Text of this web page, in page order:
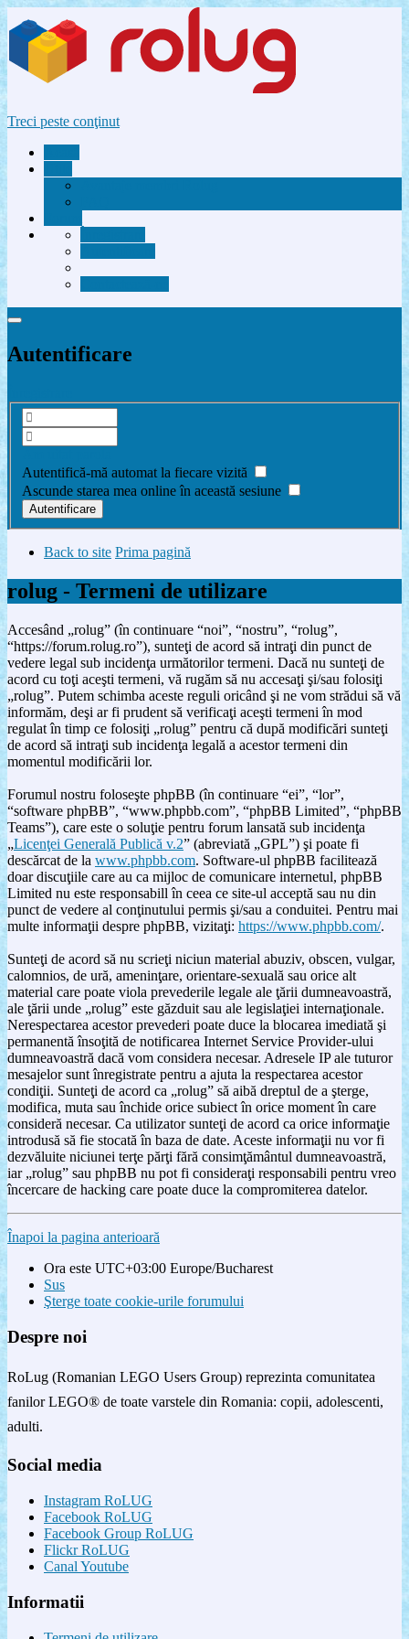
Treci peste conţinut
Autentificare
Autentifică-mă automat la fiecare vizită
Ascunde starea mea online în această sesiune
Back to site Prima pagină
rolug - Termeni de utilizare
Accesând „rolug” (în continuare “noi”, “nostru”, “rolug”,
“https://forum.rolug.ro”), sunteţi de acord să intraţi din punct de
vedere legal sub incidenţa următorilor termeni. Dacă nu sunteţi de
acord cu toţi aceşti termeni, vă rugăm să nu accesaţi şi/sau folosiţi
„rolug”. Putem schimba aceste reguli oricând şi ne vom strădui să vă
informăm, deşi ar fi prudent să verificaţi aceşti termeni în mod
regulat în timp ce folosiţi „rolug” pentru că după modificări sunteţi
de acord să intraţi sub incidenţa legală a acestor termeni din
momentul modificării lor.
Forumul nostru foloseşte phpBB (în continuare “ei”, “lor”,
“software phpBB”, “www.phpbb.com”, “phpBB Limited”, “phpBB
Teams”), care este o soluţie pentru forum lansată sub incidenţa
„Licenţei Generală Publică v.2” (abreviată „GPL”) şi poate fi
descărcat de la www.phpbb.com. Software-ul phpBB facilitează
doar discuţiile care au ca mijloc de comunicare internetul, phpBB
Limited nu este responsabill în ceea ce site-ul acceptă sau nu din
punct de vedere al conţinutului permis şi/sau a conduitei. Pentru mai
multe informaţii despre phpBB, vizitaţi: https://www.phpbb.com/.
Sunteţi de acord să nu scrieţi niciun material abuziv, obscen, vulgar,
calomnios, de ură, ameninţare, orientare-sexuală sau orice alt
material care poate viola prevederile legale ale ţării dumneavoastră,
ale ţării unde „rolug” este găzduit sau ale legislaţiei internaţionale.
Nerespectarea acestor prevederi poate duce la blocarea imediată şi
permanentă însoţită de notificarea Internet Service Provider-ului
dumneavoastră dacă vom considera necesar. Adresele IP ale tuturor
mesajelor sunt înregistrate pentru a ajuta la respectarea acestor
condiţii. Sunteţi de acord ca „rolug” să aibă dreptul de a şterge,
modifica, muta sau închide orice subiect în orice moment în care
consideră necesar. Ca utilizator sunteţi de acord ca orice informaţie
introdusă să fie stocată în baza de date. Aceste informaţii nu vor fi
dezvăluite niciunei terţe părţi fără consimţământul dumneavoastră,
iar „rolug” sau phpBB nu pot fi consideraţi responsabili pentru vreo
încercare de hacking care poate duce la compromiterea datelor.
Înapoi la pagina anterioară
Ora este UTC+03:00 Europe/Bucharest
Sus
Şterge toate cookie-urile forumului
Despre noi
RoLug (Romanian LEGO Users Group) reprezinta comunitatea
fanilor LEGO® de toate varstele din Romania: copii, adolescenti,
adulti.
Social media
Instagram RoLUG
Facebook RoLUG
Facebook Group RoLUG
Flickr RoLUG
Canal Youtube
Informatii